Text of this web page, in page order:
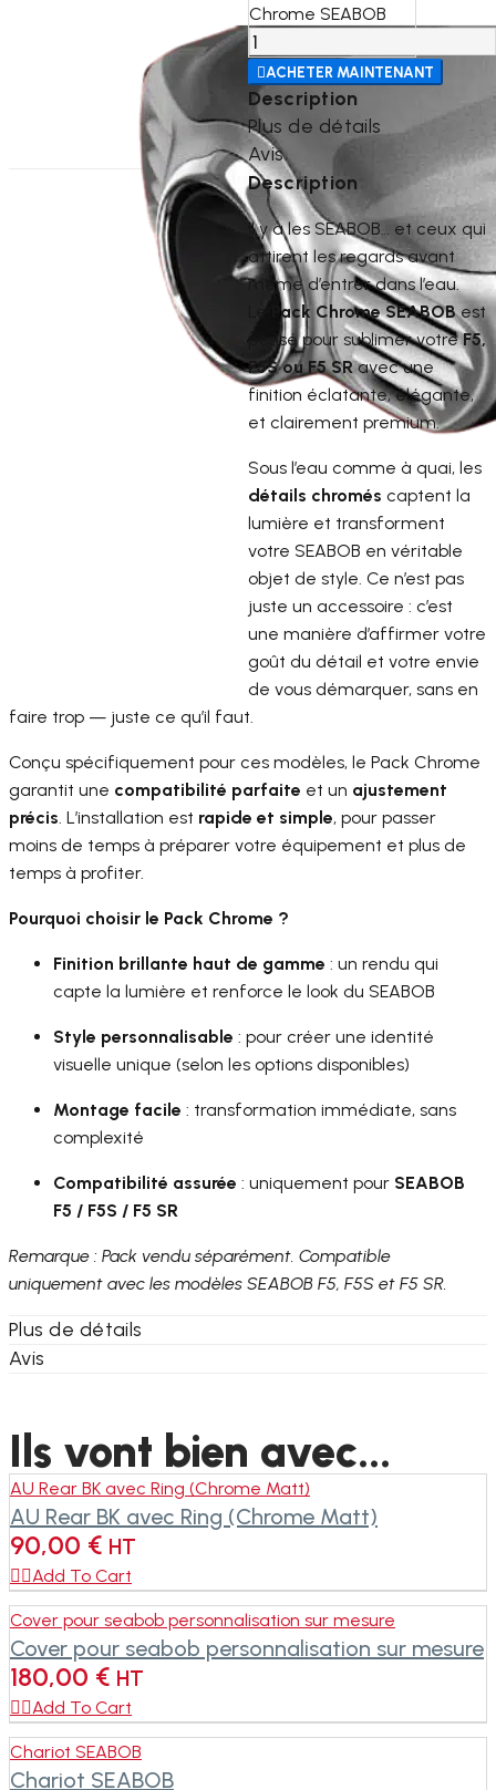
Chrome SEABOB
ACHETER MAINTENANT
Description
Plus de détails
Avis
Description
Il y a les SEABOB… et ceux qui
attirent les regards avant
même d’entrer dans l’eau.
Le
Pack Chrome SEABOBest
pensé pour sublimer votreF5,
F5S ou F5 SRavec une
finition éclatante, élégante,
et clairement premium.
Sous l’eau comme à quai, les
détails chromés captent la
lumière et transforment
votre SEABOB en véritable
objet de style. Ce n’est pas
juste un accessoire : c’est
une manière d’affirmer votre
goût du détail et votre envie
de vous démarquer, sans en
faire trop — juste ce qu’il faut.
Conçu spécifiquement pour ces modèles, le Pack Chrome
garantit une compatibilité parfaite et un ajustement
précis. L’installation est rapide et simple, pour passer
moins de temps à préparer votre équipement et plus de
temps à profiter.
Pourquoi choisir le Pack Chrome ?
Finition brillante haut de gamme : un rendu qui
capte la lumière et renforce le look du SEABOB
Style personnalisable : pour créer une identité
visuelle unique (selon les options disponibles)
Montage facile : transformation immédiate, sans
complexité
Compatibilité assurée : uniquement pour SEABOB
F5 / F5S / F5 SR
Remarque : Pack vendu séparément. Compatible
uniquement avec les modèles SEABOB F5, F5S et F5 SR.
Plus de détails
Avis
Ils vont bien avec...
AU Rear BK avec Ring (Chrome Matt)
AU Rear BK avec Ring (Chrome Matt)
90,00 € HT
Add To Cart
Cover pour seabob personnalisation sur mesure
Cover pour seabob personnalisation sur mesure
180,00 € HT
Add To Cart
Chariot SEABOB
Chariot SEABOB